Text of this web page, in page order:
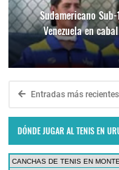
Sudamericano
Venezuela en
Entradas más recientes
DÓNDE JUGAR AL TENIS EN
CANCHAS DE TENIS EN